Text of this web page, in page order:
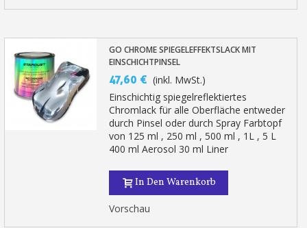
GO CHROME SPIEGELEFFEKTSLACK MIT
EINSCHICHTPINSEL
47,60 € (inkl. MwSt.)
Einschichtig spiegelreflektiertes
Chromlack für alle Oberfläche entweder
durch Pinsel oder durch Spray Farbtopf
von 125 ml , 250 ml , 500 ml , 1L , 5 L
400 ml Aerosol 30 ml Liner
In Den Warenkorb
Vorschau